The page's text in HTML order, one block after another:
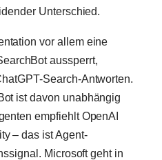
Unterschied.
vor allem eine
aussperrt,
Search-Antworten.
ist davon unabhängig
empfiehlt OpenAI
– das ist Agent-
Microsoft geht in